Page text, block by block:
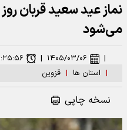
نماز عید سعید قربان
می‌شود
| استان ها | قزوین
| ۱۴۰۵/۰۳/۰۶ |
نسخه چاپی